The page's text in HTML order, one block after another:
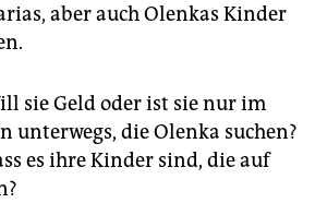
aber auch Olenkas Kinder
sie Geld oder ist sie nur im
unterwegs, die Olenka suchen?
es ihre Kinder sind, die auf